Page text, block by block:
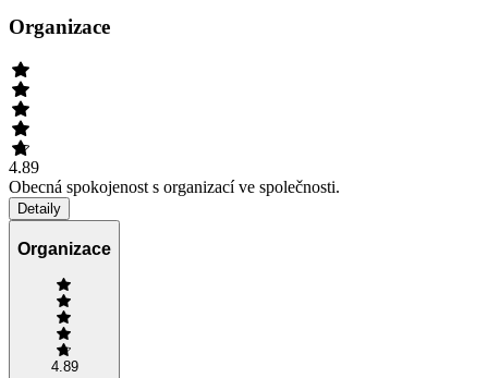
Organizace
4.89
Obecná spokojenost s organizací ve společnosti.
Detaily
Organizace
4.89